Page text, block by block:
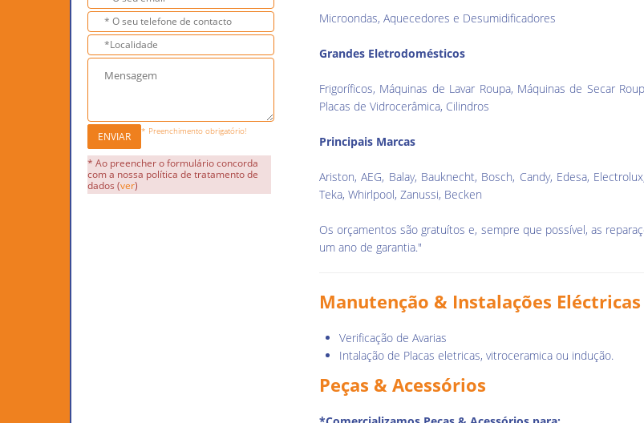
ENVIAR * Preenchimento obrigatório!
* Ao preencher o formulário concorda
com a nossa política de tratamento de
dados (ver)
Microondas, Aquecedores e Desumidificadores
Grandes Eletrodomésticos
Frigoríficos, Máquinas de Lavar Roupa, Máquinas de Secar
Placas de Vidrocerâmica, Cilindros
Principais Marcas
Ariston, AEG, Balay, Bauknecht, Bosch, Candy, Edesa,
Teka, Whirlpool, Zanussi, Becken
Os orçamentos são gratuítos e, sempre que possível, as
um ano de garantia."
Manutenção & Instalações Eléctricas
Verificação de Avarias
Intalação de Placas eletricas, vitroceramica ou indução.
Peças & Acessórios